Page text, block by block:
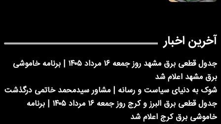
آخرین اخبار
جدول قطعی برق مشهد روز جمعه ۱۶ مرداد ۱۴۰۵ | برنامه خاموشی
برق مشهد اعلام شد
شوک به دنیای سیاست و رسانه | مشاور سیدمحمد خاتمی درگذشت
جدول قطعی برق البرز و کرج روز جمعه ۱۶ مرداد ۱۴۰۵ | برنامه
خاموشی برق کرج اعلام شد